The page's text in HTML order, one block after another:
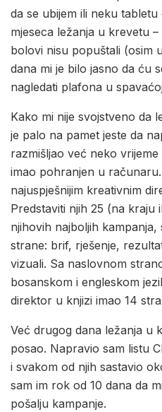
da se ubijem ili neku
mjeseca ležanja u krevetu
bolovi nisu popuštali (osim
dana mi je bilo jasno da ću
nagledati plafona u
Kako mi nije svojstveno da
je palo na pamet jeste da
razmišljao već neko
imao pohranjen u
najuspješnijim kreativnim
Predstaviti njih 25 (na kraju
njihovih najboljih kampanja,
strane: brif, rješenje,
vizuali. Sa naslovnom
bosanskom i engleskom
direktor u knjizi imao 14
Već drugog dana ležanja u
posao. Napravio sam listu
i svakom od njih sastavio
sam im rok od 10 dana da
pošalju kampanje.